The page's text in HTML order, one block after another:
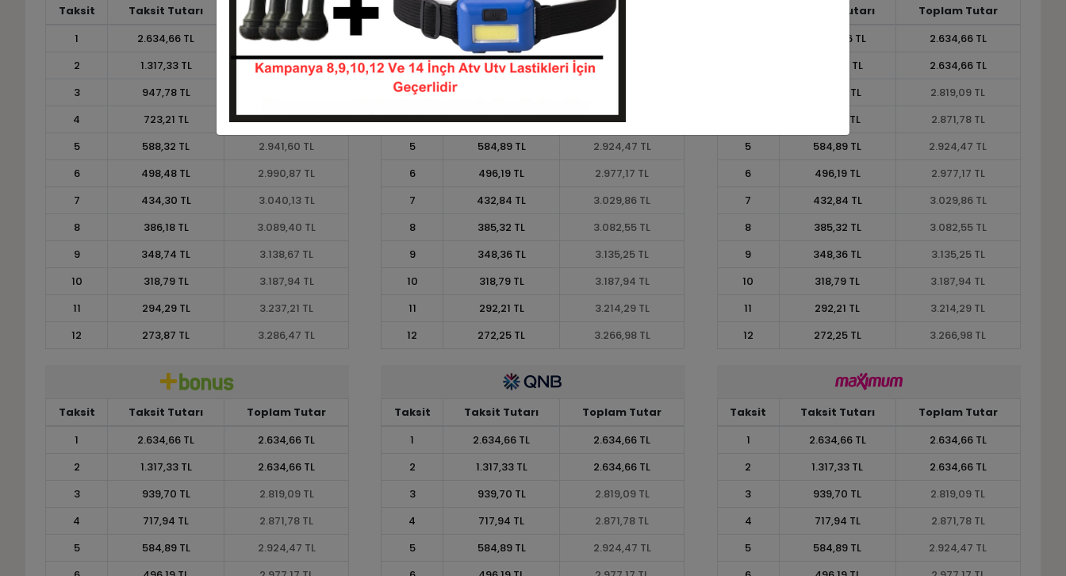
Taksit Taksit Tutarı
Toplam Tutar
1
2.634,66 TL
2.634,66 TL
2
1.317,33 TL
2.634,66 TL
3
947,78 TL
4
723,21 TL
2.892,86 TL
5
588,32 TL
2.941,60 TL
6
498,48 TL
2.990,87 TL
7
434,30 TL
3.040,13 TL
8
386,18 TL
3.089,40 TL
9
348,74 TL
3.138,67 TL
10
318,79 TL
3.187,94 TL
11
294,29 TL
3.237,21 TL
12
273,87 TL 3.286,47 TL
Taksit Taksit Tutarı
Toplam Tutar
2.634,66 TL
2
1.317,33 TL
2.634,66 TL
3
4
717,94 TL
2.871,78 TL
5
584,89 TL
2.924,47 TL
6
496,19 TL
2.977,17 TL
7
432,84 TL
3.029,86 TL
8
385,32 TL
3.082,55 TL
9
348,36 TL
3.135,25 TL
10
318,79 TL
3.187,94 TL
11
292,21 TL
3.214,29 TL
12
272,25 TL 3.266,98 TL
Taksit Tutarı
Toplam Tutar
2.634,66 TL
2.634,66 TL
1.317,33 TL
2.634,66 TL
939,70 TL
2.819,09 TL
717,94 TL
2.871,78 TL
5
584,89 TL
2.924,47 TL
6
496,19 TL
2.977,17 TL
7
432,84 TL
3.029,86 TL
8
385,32 TL
3.082,55 TL
9
348,36 TL
3.135,25 TL
10
318,79 TL
3.187,94 TL
11
292,21 TL
3.214,29 TL
12
272,25 TL 3.266,98 TL
Taksit Taksit Tutarı
Toplam Tutar
1
2.634,66 TL
2.634,66 TL
2
1.317,33 TL
2.634,66 TL
3
939,70 TL
2.819,09 TL
4
717,94 TL
2.871,78 TL
5
584,89 TL
2.924,47 TL
Taksit Taksit Tutarı
Toplam Tutar
1
2.634,66 TL
2.634,66 TL
2
1.317,33 TL
2.634,66 TL
3
939,70 TL
2.819,09 TL
4
717,94 TL
2.871,78 TL
5
584,89 TL
2.924,47 TL
Taksit Taksit Tutarı
Toplam Tutar
1
2.634,66 TL
2.634,66 TL
2
1.317,33 TL
2.634,66 TL
3
939,70 TL
2.819,09 TL
4
717,94 TL
2.871,78 TL
5
584,89 TL
2.924,47 TL